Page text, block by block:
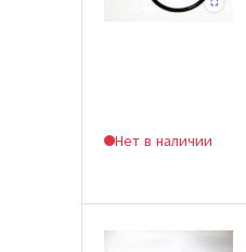
Нет в наличии